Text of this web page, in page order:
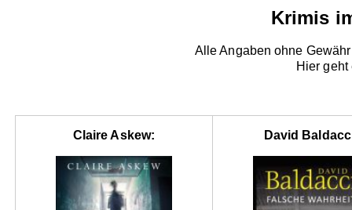
Krimis
Alle Angaben ohne
Hier
Claire Askew: David